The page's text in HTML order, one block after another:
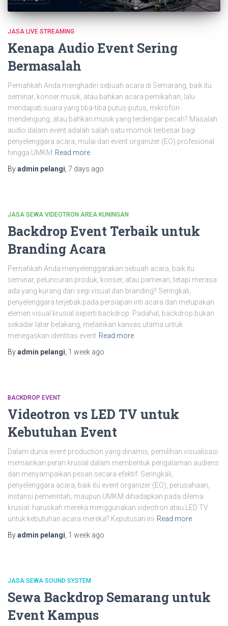
JASA LIVE STREAMING
Kenapa Audio Event Sering
Bermasalah
Pernahkah Anda menghadiri sebuah acara di Semarang, baik itu
seminar, konser musik, atau bahkan acara pernikahan, lalu
mendapati suara yang tiba-tiba putus-putus, mikrofon
mendengung, atau bahkan musik yang terdengar pecah? Masalah
audio dalam event adalah salah satu momok terbesar bagi
penyelenggara acara, mulai dari event organizer (EO) profesional
hingga UMKM Read more
Byadmin pelangi, 7 days ago
JASA SEWA VIDEOTRON AREA KUNINGAN
Backdrop Event Terbaik untuk
Branding Acara
Pernahkah Anda menyelenggarakan sebuah acara, baik itu
seminar, peluncuran produk, konser, atau pameran, tetapi merasa
ada yang kurang dari segi visual dan branding? Seringkali,
penyelenggara terjebak pada persiapan inti acara dan melupakan
elemen visual krusial seperti backdrop. Padahal, backdrop bukan
sekadar latar belakang, melainkan kanvas utama untuk
menegaskan identitas event Read more
Byadmin pelangi, 1 week ago
BACKDROP EVENT
Videotron vs LED TV untuk
Kebutuhan Event
Dalam dunia event production yang dinamis, pemilihan visualisasi
memainkan peran krusial dalam membentuk pengalaman audiens
dan menyampaikan pesan secara efektif. Seringkali,
penyelenggara acara, baik itu event organizer (EO), perusahaan,
instansi pemerintah, maupun UMKM dihadapkan pada dilema
krusial: haruskah mereka menggunakan videotron atau LED TV
untuk kebutuhan acara mereka? Keputusan ini Read more
Byadmin pelangi, 1 week ago
JASA SEWA SOUND SYSTEM
Sewa Backdrop Semarang untuk
Event Kampus